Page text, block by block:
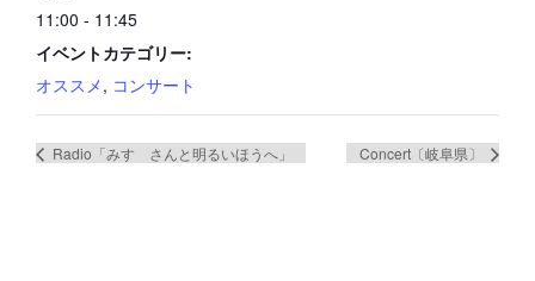
11:00 - 11:45
イベントカテゴリー:
オススメ, コンサート
Radio「みすゞさんと明るいほうへ」 Concert〔岐阜県〕